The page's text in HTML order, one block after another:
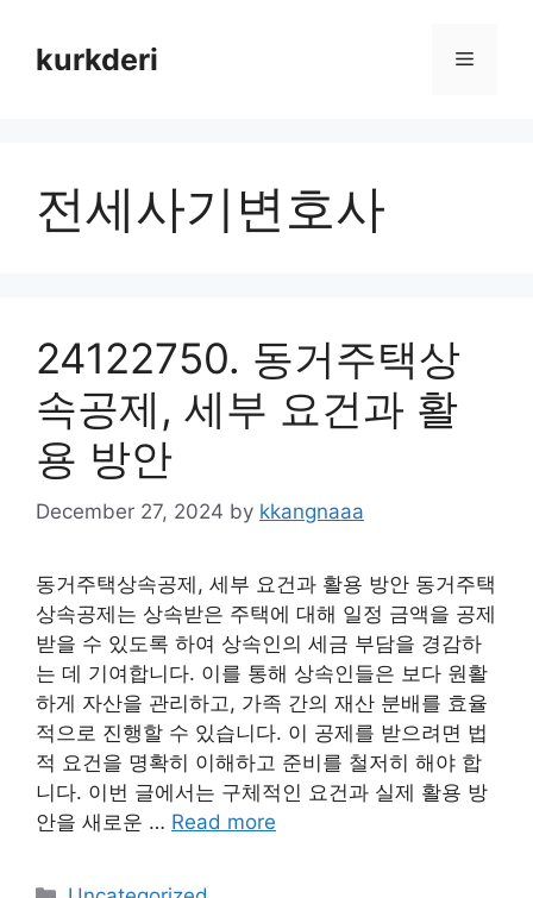
contentkurkderi Menu
전세사기변호사
24122750. 동거주택상
속공제, 세부 요건과 활
용 방안
December 27, 2024 by kkangnaaa
동거주택상속공제, 세부 요건과 활용 방안 동거주택
상속공제는 상속받은 주택에 대해 일정 금액을 공제
받을 수 있도록 하여 상속인의 세금 부담을 경감하
는 데 기여합니다. 이를 통해 상속인들은 보다 원활
하게 자산을 관리하고, 가족 간의 재산 분배를 효율
적으로 진행할 수 있습니다. 이 공제를 받으려면 법
적 요건을 명확히 이해하고 준비를 철저히 해야 합
니다. 이번 글에서는 구체적인 요건과 실제 활용 방
안을 새로운 … Read more
Categories